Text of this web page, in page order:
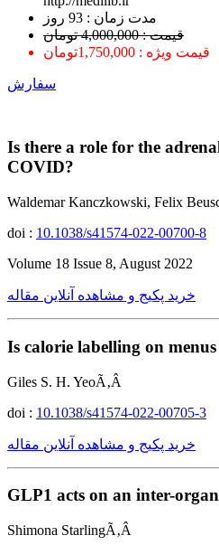
ﻣﺪﺕ ﺯﻣﺎﻥ : 93 ﺭﻭﺯ
قیمت : 4,000,000 تومان
قیمت ویژه : 1,750,000تومان
سفارش
Is there a role for the
COVID?
Waldemar Kanczkowski, Felix
doi : 10.1038/s41574-022-00700-8
Volume 18 Issue 8, August 2022
خرید پکیج و مشاهده آنلاین مقاله
Is calorie labelling on
Giles S. H. YeoÃ‚Â
doi : 10.1038/s41574-022-00705-3
خرید پکیج و مشاهده آنلاین مقاله
GLP1 acts on an inter-
Shimona StarlingÃ‚Â